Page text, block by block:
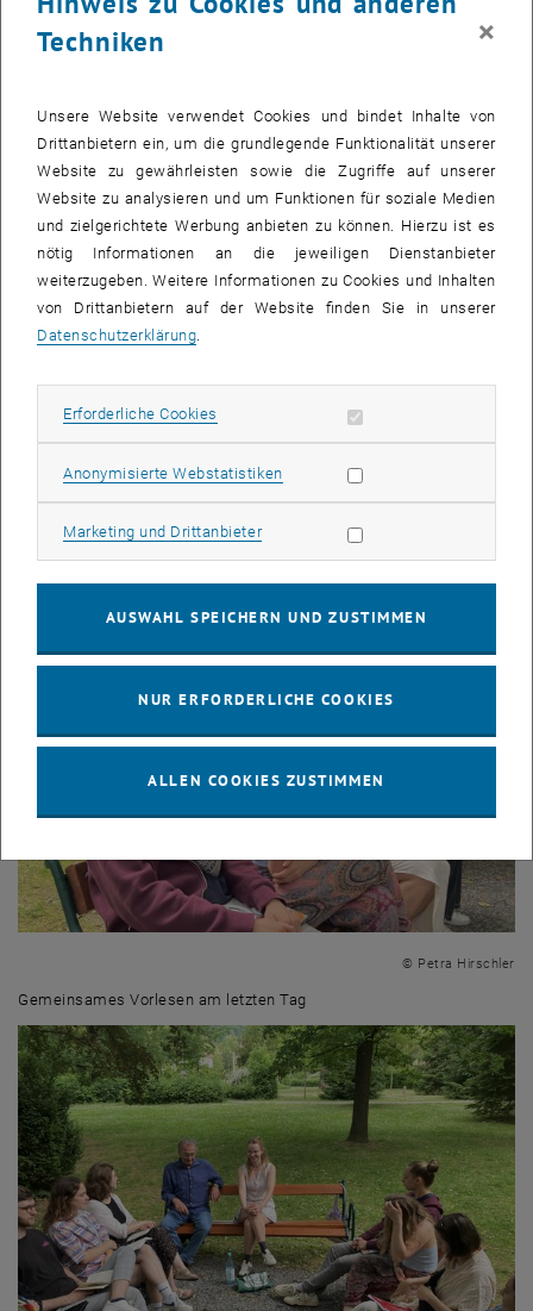
© Petra Hirschler
Feedbackrunde
© Petra Hirschler
Gemeinsames Vorlesen am letzten Tag
Gemeinsames Vorlesen am letzten Tag
Techniken
×
Unsere Website verwendet Cookies und bindet Inhalte von
Drittanbietern ein, um die grundlegende Funktionalität unserer
Website zu gewährleisten sowie die Zugriffe auf unserer
Website zu analysieren und um Funktionen für soziale Medien
und zielgerichtete Werbung anbieten zu können. Hierzu ist es
nötig Informationen an die jeweiligen Dienstanbieter
weiterzugeben. Weitere Informationen zu Cookies und Inhalten
von Drittanbietern auf der Website finden Sie in unserer
Datenschutzerklärung
Erforderliche Cookies Erforderliche Cookies zulassen
Anonymisierte WebstatistikenStatistik Cookies zulassen
Marketing und DrittanbieterMarketing Cookies zulassen
AUSWAHL SPEICHERN UND ZUSTIMMEN
NUR ERFORDERLICHE COOKIES
ALLEN COOKIES ZUSTIMMEN